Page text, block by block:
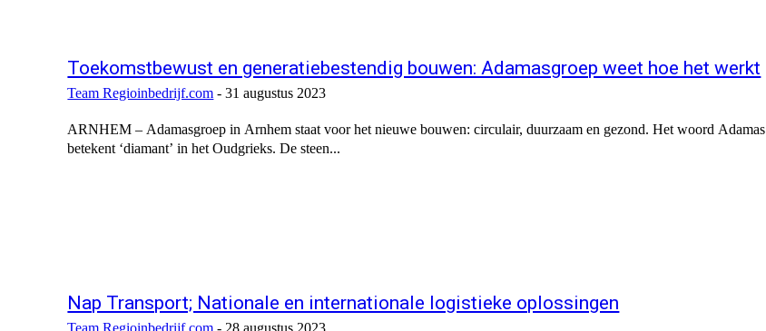
Toekomstbewust en generatiebestendig bouwen: Adamasgroep weet hoe het werkt
Team Regioinbedrijf.com - 31 augustus 2023
ARNHEM – Adamasgroep in Arnhem staat voor het nieuwe bouwen: circulair, duurzaam en gezond. Het woord Adamas
betekent ‘diamant’ in het Oudgrieks. De steen...
Nap Transport; Nationale en internationale logistieke oplossingen
Team Regioinbedrijf.com - 28 augustus 2023